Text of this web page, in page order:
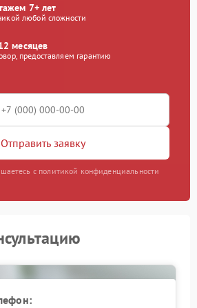
7+ лет
любой сложности
месяцев
предоставляем гарантию
Отправить заявку
с политикой конфиденциальности